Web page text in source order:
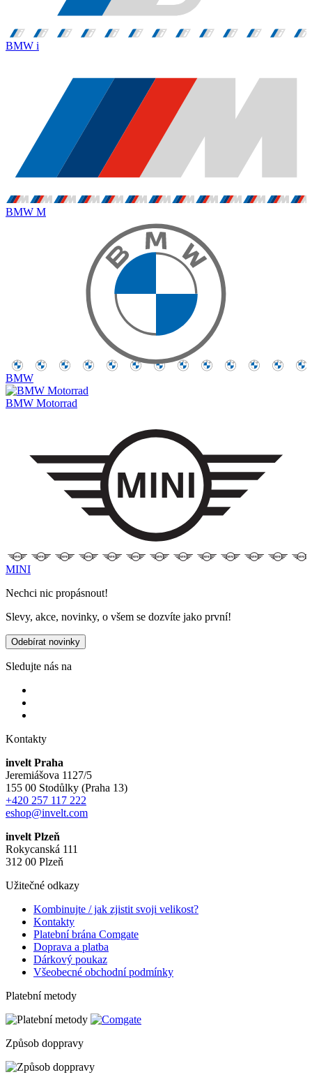
BMW i
BMW M
BMW
BMW Motorrad
MINI
Nechci nic propásnout!
Slevy, akce, novinky, o všem se dozvíte jako první!
Odebírat novinky
Sledujte nás na
Kontakty
invelt Praha
Jeremiášova 1127/5
155 00 Stodůlky (Praha 13)
+420 257 117 222
eshop@invelt.com
invelt Plzeň
Rokycanská 111
312 00 Plzeň
Užitečné odkazy
Kombinujte / jak zjistit svoji velikost?
Kontakty
Platební brána Comgate
Doprava a platba
Dárkový poukaz
Všeobecné obchodní podmínky
Platební metody
Způsob doppravy